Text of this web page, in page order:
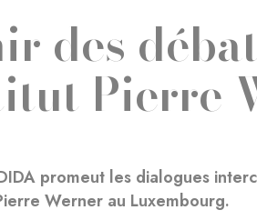
des
Pierre
promeut les dialogues
Werner au Luxembourg.